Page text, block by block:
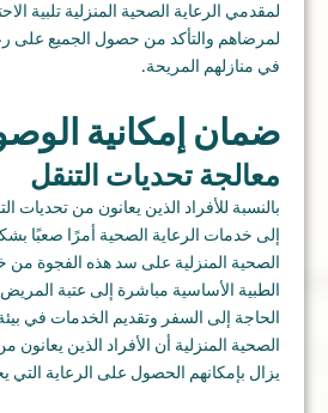
لمقدمي الرعاية الصحية المنزلية تلبية
لمرضاهم والتأكد من حصول الجميع على
في منازلهم المريحة.
ضمان إمكانية
معالجة تحديات التنقل
بالنسبة للأفراد الذين يعانون من تحديات
إلى خدمات الرعاية الصحية أمرًا صعبًا
الصحية المنزلية على سد هذه الفجوة من
الطبية الأساسية مباشرة إلى عتبة
الحاجة إلى السفر وتقديم الخدمات في
الصحية المنزلية أن الأفراد الذين
يزال بإمكانهم الحصول على الرعاية التي